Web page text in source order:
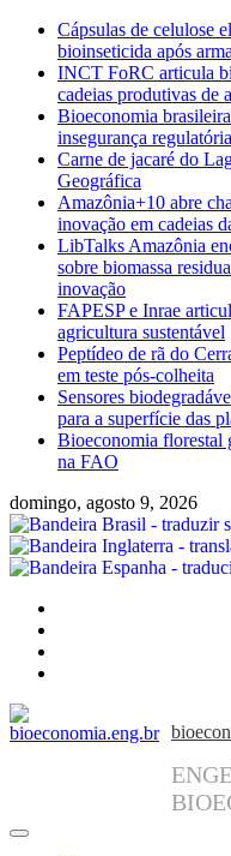
Skip
content
Cápsulas de celulose
bioinseticida após
INCT FoRC articula
cadeias produtivas de
Bioeconomia
insegurança
Carne de jacaré do
Geográfica
Amazônia+10 abre
inovação em cadeias
LibTalks Amazônia
sobre biomassa
inovação
FAPESP e Inrae
agricultura sustentável
Peptídeo de rã do
em teste pós-colheita
Sensores
para a superfície das
Bioeconomia florestal
na FAO
domingo, agosto 9, 2026